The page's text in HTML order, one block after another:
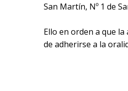
San Martín, Nº 1 de
Ello en orden a que
de adherirse a la